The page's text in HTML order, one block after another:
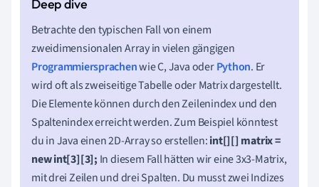
Betrachte den typischen Fall von einem
zweidimensionalen Array in vielen gängigen
Programmiersprachenwie C, Java oderPython. Er
wird oft als zweiseitige Tabelle oder Matrix dargestellt.
Die Elemente können durch den Zeilenindex und den
Spaltenindex erreicht werden. Zum Beispiel könntest
du in Java einen 2D-Array so erstellen:int[][] matrix =
new int[3][3]; In diesem Fall hätten wir eine 3x3-Matrix,
mit drei Zeilen und drei Spalten. Du musst zwei Indizes